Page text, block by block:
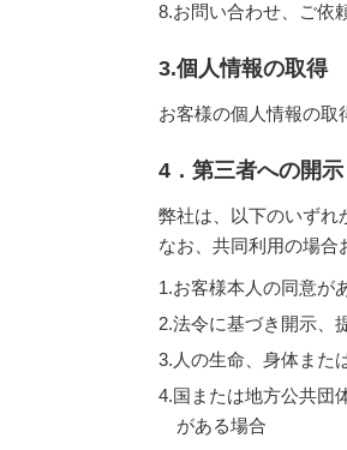
8.お問い合わせ、ご依
3.個人情報の取得
お客様の個人情報の取
4．第三者への開
弊社は、以下のいずれ
なお、共同利用の場合
1.お客様本人の同意が
2.法令に基づき開示、
3.人の生命、身体また
4.国または地方公共団
がある場合